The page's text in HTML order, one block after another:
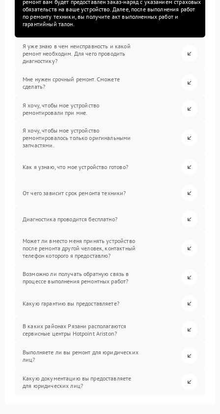
ремонт вам будет предоставлен заказ-наряд с указанием страховых
обязательств на ваше устройство. Далее, после выполнения работ
по ремонту техники, вы получите акт выполненных работ и
гарантийный талон.
Я уже знаю в чем неисправность и какой
ремонт необходим. Для чего проводить
диагностику?
Мне нужен срочный ремонт. Сможете
сделать?
Я хочу, чтобы мое устройство
ремонтировали при мне.
Я хочу, чтобы мое устройство
ремонтировалось только оригинальными
запчастями.
Как я узнаю, что мое устройство готово?
От чего зависит срок ремонта техники?
Диагностика проводится бесплатно?
Может ли вместо меня принять устройство
после ремонта другой человек, контактный
телефон которого я предоставлю?
Возможно ли получать обратную связь в
процессе выполнения ремонтных работ?
Какую гарантию вы предоставляете?
В каких районах Рязани располагаются
сервисные центры Hotpoint Ariston?
Выполняете ли вы ремонт для юридических
лиц?
Какую документацию вы предоставляете
для юридических лиц?